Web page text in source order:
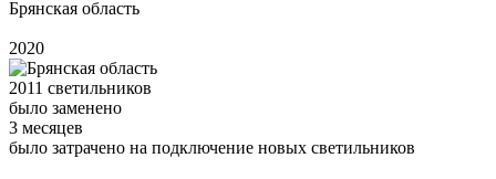
Брянская область
2020
2011 светильников
было заменено
3 месяцев
было затрачено на подключение новых светильников